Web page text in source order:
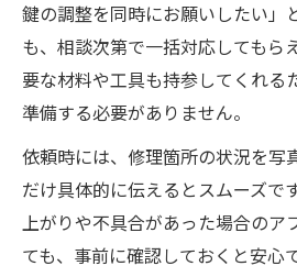
鍵の調整を同時にお願いしたい」
も、相談次第で一括対応してもら
要な材料や工具も持参してくれる
準備する必要がありません。
依頼時には、修理箇所の状況を写
だけ具体的に伝えるとスムーズで
上がりや不具合があった場合のア
ても、事前に確認しておくと安心